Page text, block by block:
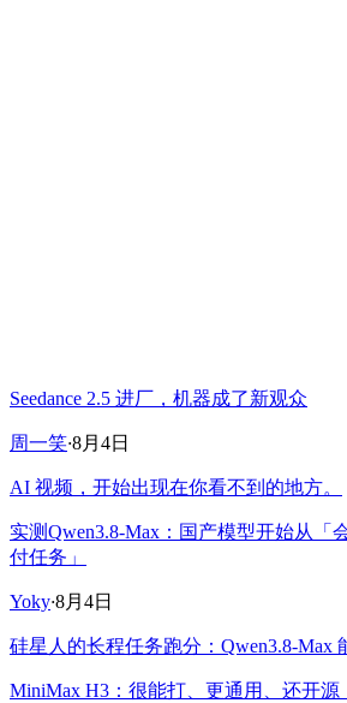
Seedance 2.5 进厂，机器成了新观众
周一笑·8月4日
AI 视频，开始出现在你看不到的地方。
实测Qwen3.8-Max：国产模型开始从「
付任务」
Yoky·8月4日
硅星人的长程任务跑分：Qwen3.8-Max
MiniMax H3：很能打、更通用、还开源